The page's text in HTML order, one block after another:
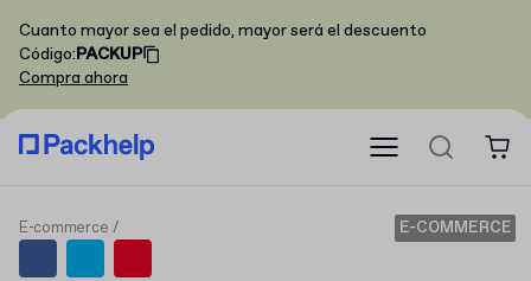
Cuanto mayor sea el pedido, mayor será el descuento
Código:PACKUP
Compra ahora
E-commerce E-COMMERCE